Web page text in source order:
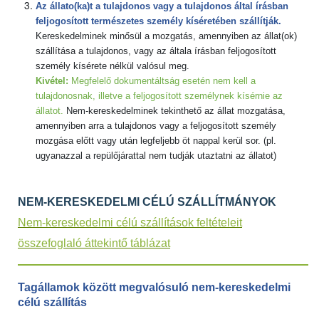
Az állato(ka)t a tulajdonos vagy a tulajdonos által írásban
feljogosított természetes személy kíséretében szállítják.
Kereskedelminek minősül a mozgatás, amennyiben az állat(ok)
szállítása a tulajdonos, vagy az általa írásban feljogosított
személy kísérete nélkül valósul meg.
Kivétel: Megfelelő dokumentáltság esetén nem kell a
tulajdonosnak, illetve a feljogosított személynek kísérnie az
állatot. Nem-kereskedelminek tekinthető az állat mozgatása,
amennyiben arra a tulajdonos vagy a feljogosított személy
mozgása előtt vagy után legfeljebb öt nappal kerül sor. (pl.
ugyanazzal a repülőjárattal nem tudják utaztatni az állatot)
NEM-KERESKEDELMI CÉLÚ SZÁLLÍTMÁNYOK
Nem-kereskedelmi célú szállítások feltételeit
összefoglaló áttekintő táblázat
Tagállamok között megvalósuló nem-kereskedelmi
célú szállítás